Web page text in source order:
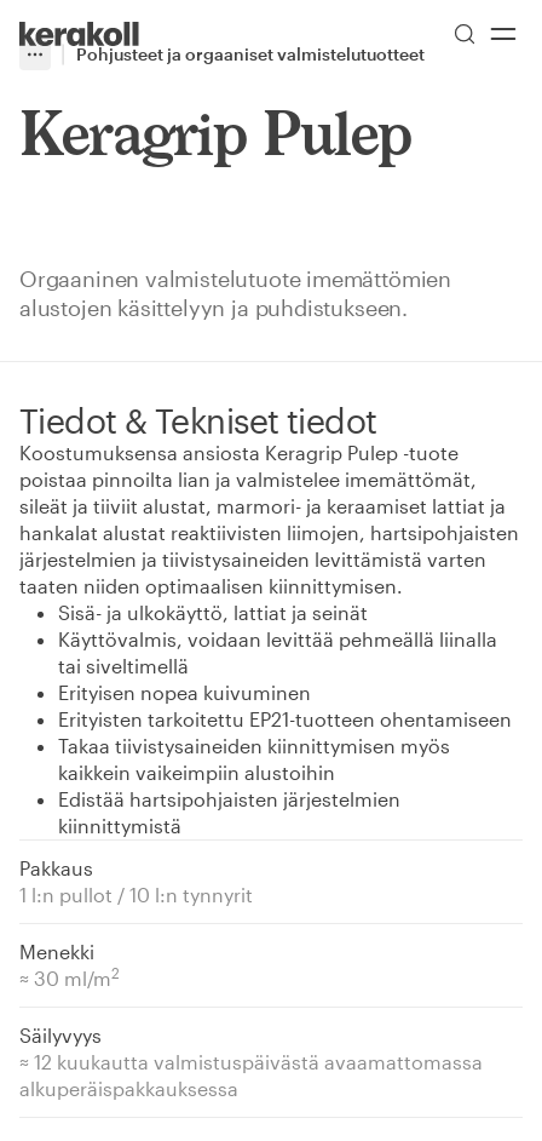
Go to Homepage
More
Toggle menu
Pohjusteet ja orgaaniset valmistelutuotteet
Keragrip Pulep
Orgaaninen valmistelutuote imemättömien
alustojen käsittelyyn ja puhdistukseen.
Tiedot & Tekniset tiedot
Koostumuksensa ansiosta Keragrip Pulep -tuote
poistaa pinnoilta lian ja valmistelee imemättömät,
sileät ja tiiviit alustat, marmori- ja keraamiset lattiat ja
hankalat alustat reaktiivisten liimojen, hartsipohjaisten
järjestelmien ja tiivistysaineiden levittämistä varten
taaten niiden optimaalisen kiinnittymisen.
Sisä- ja ulkokäyttö, lattiat ja seinät
Käyttövalmis, voidaan levittää pehmeällä liinalla
tai siveltimellä
Erityisen nopea kuivuminen
Erityisten tarkoitettu EP21-tuotteen ohentamiseen
Takaa tiivistysaineiden kiinnittymisen myös
kaikkein vaikeimpiin alustoihin
Edistää hartsipohjaisten järjestelmien
kiinnittymistä
Pakkaus
1 l:n pullot / 10 l:n tynnyrit
Menekki
≈ 30 ml/m2
Säilyvyys
≈ 12 kuukautta valmistuspäivästä avaamattomassa
alkuperäispakkauksessa